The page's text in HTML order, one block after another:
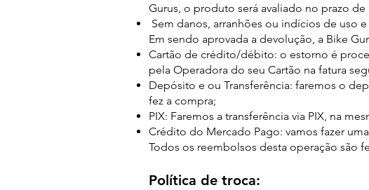
Gurus, o produto será avaliado no prazo
Sem danos, arranhões ou indícios de uso
Em sendo aprovada a devolução, a Bike
Cartão de crédito/débito: o estorno é
pela Operadora do seu Cartão na fatura
Depósito e ou Transferência: faremos o
fez a compra;
PIX: Faremos a transferência via PIX, na
Crédito do Mercado Pago: vamos fazer
Todos os reembolsos desta operação são
Política de troca: